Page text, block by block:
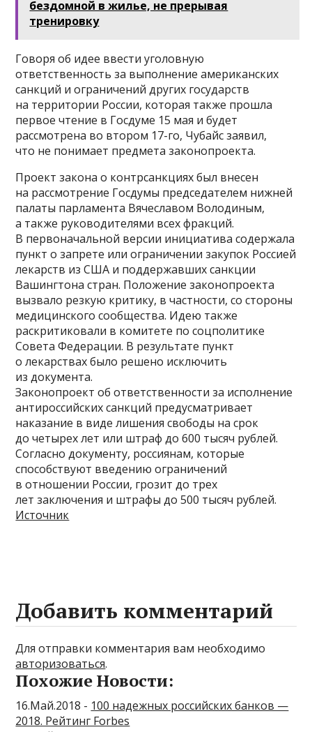
бездомной в жилье, не прерывая
тренировку
Говоря об идее ввести уголовную
ответственность за выполнение американских
санкций и ограничений других государств
на территории России, которая также прошла
первое чтение в Госдуме 15 мая и будет
рассмотрена во втором 17-го, Чубайс заявил,
что не понимает предмета законопроекта.
Проект закона о контрсанкциях был внесен
на рассмотрение Госдумы председателем нижней
палаты парламента Вячеславом Володиным,
а также руководителями всех фракций.
В первоначальной версии инициатива содержала
пункт о запрете или ограничении закупок Россией
лекарств из США и поддержавших санкции
Вашингтона стран. Положение законопроекта
вызвало резкую критику, в частности, со стороны
медицинского сообщества. Идею также
раскритиковали в комитете по соцполитике
Совета Федерации. В результате пункт
о лекарствах было решено исключить
из документа.
Законопроект об ответственности за исполнение
антироссийских санкций предусматривает
наказание в виде лишения свободы на срок
до четырех лет или штраф до 600 тысяч рублей.
Согласно документу, россиянам, которые
способствуют введению ограничений
в отношении России, грозит до трех
лет заключения и штрафы до 500 тысяч рублей.
Источник
Добавить комментарий
Для отправки комментария вам необходимо
авторизоваться.
Похожие Новости:
16.Май.2018 - 100 надежных российских банков —
2018. Рейтинг Forbes